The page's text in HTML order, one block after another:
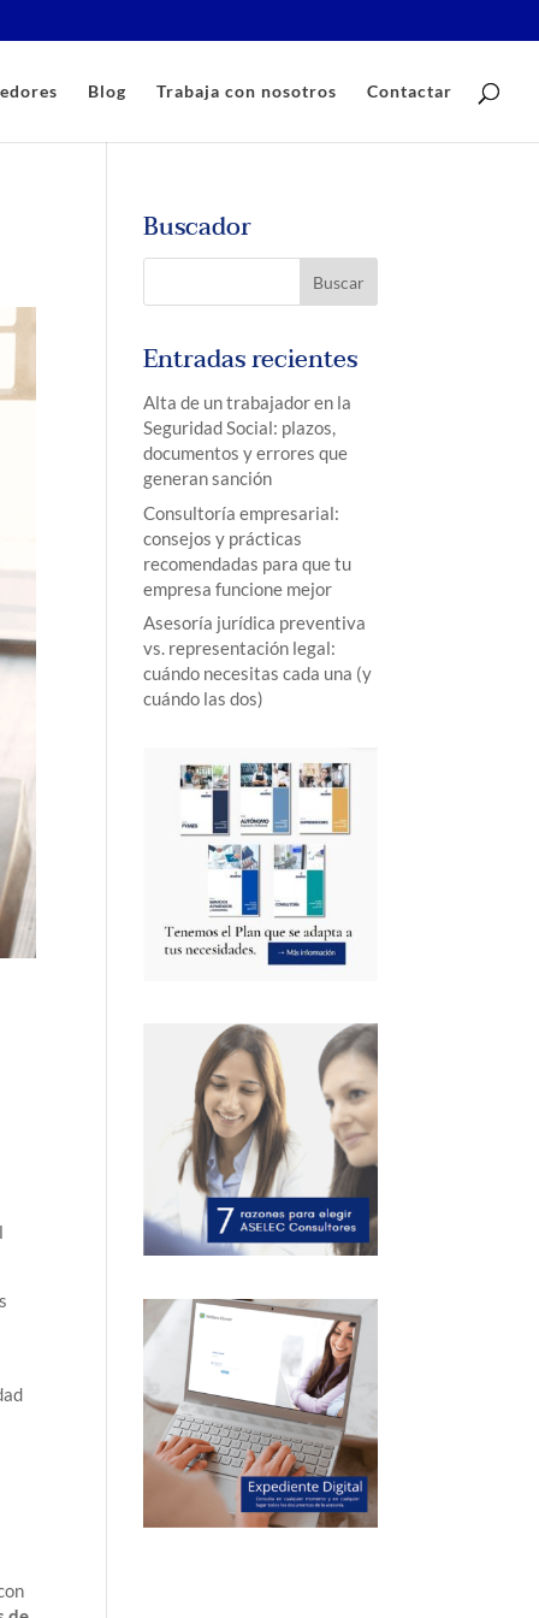
Blog Trabaja con nosotros Contactar
Buscador
Entradas recientes
Alta de un trabajador en la
Seguridad Social: plazos,
documentos y errores que
generan sanción
Consultoría empresarial:
consejos y prácticas
recomendadas para que tu
empresa funcione mejor
Asesoría jurídica preventiva
vs. representación legal:
cuándo necesitas cada una (y
cuándo las dos)